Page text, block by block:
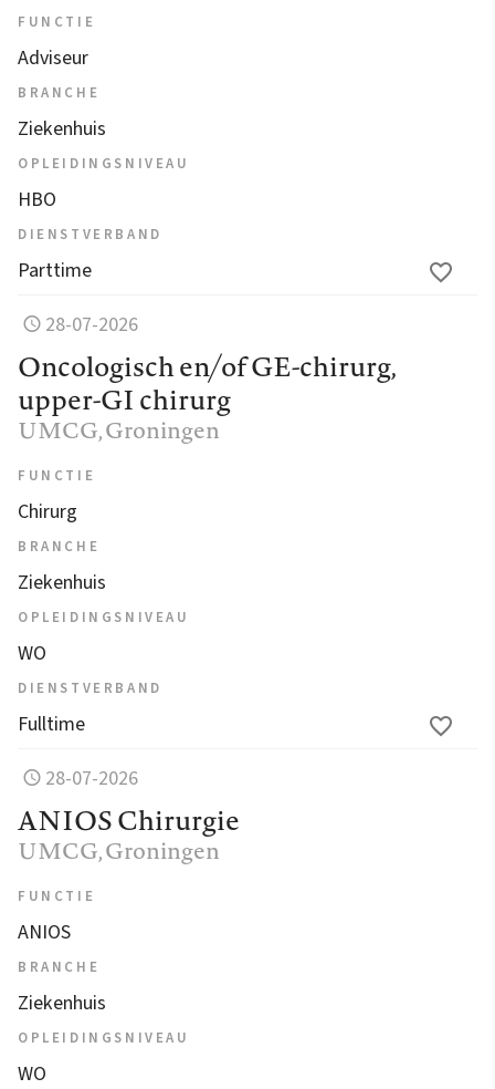
FUNCTIE
Adviseur
BRANCHE
Ziekenhuis
OPLEIDINGSNIVEAU
HBO
DIENSTVERBAND
Parttime
28-07-2026
Oncologisch en/of GE-chirurg,
upper-GI chirurg
UMCG, Groningen
FUNCTIE
Chirurg
BRANCHE
Ziekenhuis
OPLEIDINGSNIVEAU
WO
DIENSTVERBAND
Fulltime
28-07-2026
ANIOS Chirurgie
UMCG, Groningen
FUNCTIE
ANIOS
BRANCHE
Ziekenhuis
OPLEIDINGSNIVEAU
WO